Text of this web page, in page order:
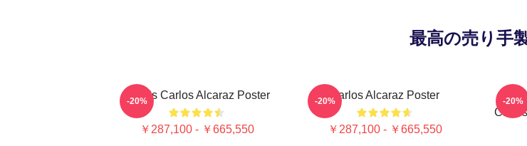
最高の売り手
Tennis Carlos Alcaraz Poster
￥287,100 - ￥665,550
-20% Carlos Alcaraz Poster
￥287,100 - ￥665,550
-20% -20%